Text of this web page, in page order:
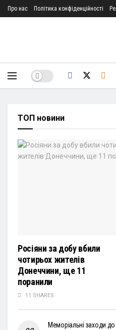
Про нас Політика конфіденційності
ТОП новини
Росіяни за добу вбили
чотирьох жителів
Донеччини, ще 11
поранили
11 SHARES
Меморіальні заходи до